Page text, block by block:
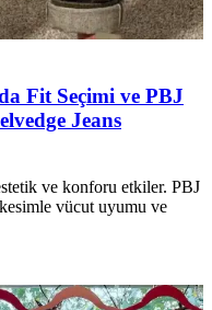
Fit Seçimi ve PBJ
Jeans
ve konforu etkiler. PBJ
vücut uyumu ve